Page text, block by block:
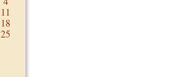
11
18
25